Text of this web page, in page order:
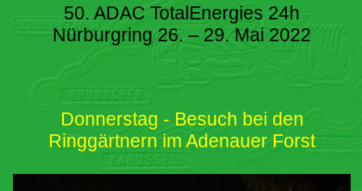
50. ADAC TotalEnergies 24h
Nürburgring 26. – 29. Mai 2022
Donnerstag - Besuch bei den
Ringgärtnern im Adenauer Forst